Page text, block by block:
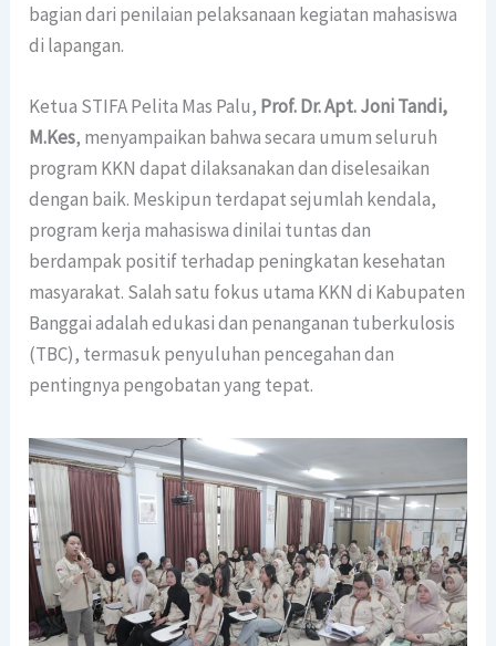
bagian dari penilaian pelaksanaan kegiatan mahasiswa
di lapangan.
Ketua STIFA Pelita Mas Palu, Prof. Dr. Apt. Joni Tandi,
M.Kes, menyampaikan bahwa secara umum seluruh
program KKN dapat dilaksanakan dan diselesaikan
dengan baik. Meskipun terdapat sejumlah kendala,
program kerja mahasiswa dinilai tuntas dan
berdampak positif terhadap peningkatan kesehatan
masyarakat. Salah satu fokus utama KKN di Kabupaten
Banggai adalah edukasi dan penanganan tuberkulosis
(TBC), termasuk penyuluhan pencegahan dan
pentingnya pengobatan yang tepat.